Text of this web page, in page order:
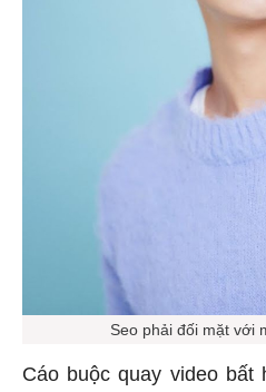
Seo phải đối mặt với
Cáo buộc quay video